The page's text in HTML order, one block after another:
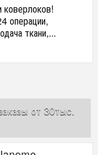
операции,
ткани,...
от 30тыс.